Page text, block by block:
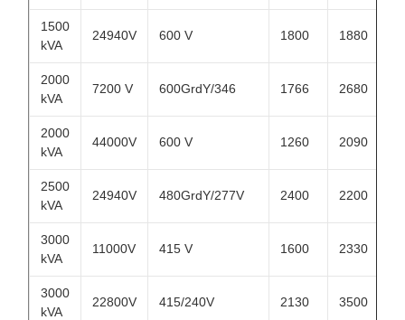
1500
kVA
24940V 600 V 1800 1880
2000
kVA
7200 V 600GrdY/346 1766 2680
2000
kVA
44000V 600 V 1260 2090
2500
kVA
24940V 480GrdY/277V 2400 2200
3000
kVA
11000V 415 V 1600 2330
3000
kVA
22800V 415/240V 2130 3500